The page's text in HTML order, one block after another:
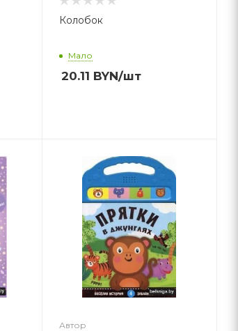
Колобок
Мало
20.11 BYN/шт
Автор